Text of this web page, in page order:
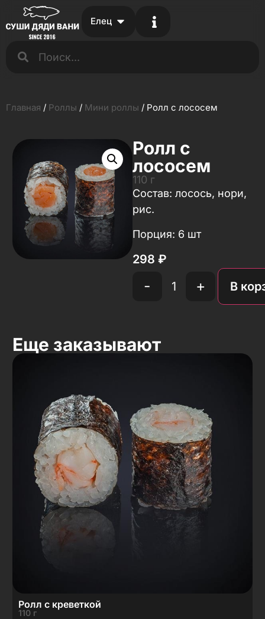
Елец
Главная / Роллы / Мини роллы / Ролл с лососем
Ролл с
лососем
110 г
Состав: лосось, нори,
рис.
Порция: 6 шт
298 ₽
- + В
Еще заказывают
Ролл с креветкой
110 г